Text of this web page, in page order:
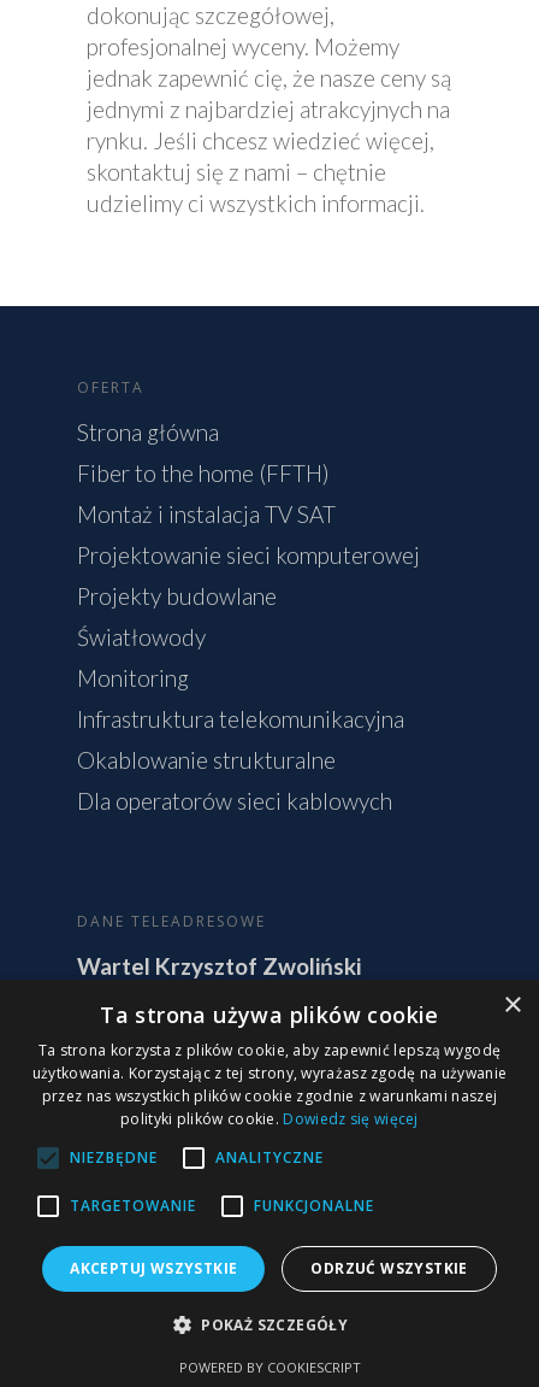
dokonując szczegółowej,
profesjonalnej wyceny. Możemy
jednak zapewnić cię, że nasze ceny są
jednymi z najbardziej atrakcyjnych na
rynku. Jeśli chcesz wiedzieć więcej,
skontaktuj się z nami – chętnie
udzielimy ci wszystkich informacji.
OFERTA
Strona główna
Fiber to the home (FFTH)
Montaż i instalacja TV SAT
Projektowanie sieci komputerowej
Projekty budowlane
Światłowody
Monitoring
Infrastruktura telekomunikacyjna
Okablowanie strukturalne
Dla operatorów sieci kablowych
DANE TELEADRESOWE
Wartel Krzysztof Zwoliński
01-466 Warszawa
+48 501 253 754
biuro@wartel.pl
NIP 701-000-44-40
FORMULARZ KONTAKTOWY
×
Ta strona używa plików cookie
Ta strona korzysta z plików cookie, aby zapewnić lepszą wygodę
użytkowania. Korzystając z tej strony, wyrażasz zgodę na używanie
przez nas wszystkich plików cookie zgodnie z warunkami naszej
polityki plików cookie. Dowiedz się więcej
NIEZBĘDNE
ANALITYCZNE
TARGETOWANIE FUNKCJONALNE
AKCEPTUJ WSZYSTKIE ODRZUĆ WSZYSTKIE
POKAŻ SZCZEGÓŁY
POWERED BY COOKIESCRIPT